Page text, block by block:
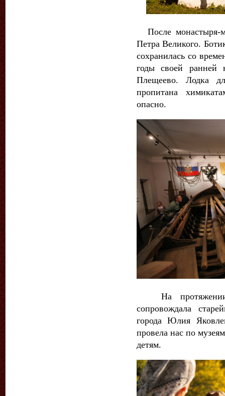
После монастыря-
Петра Великого.
сохранилась со
годы своей ранней
Плещеево. Лодка
пропитана
опасно.
На протяжении
сопровождала
города Юлия
провела нас по
детям.